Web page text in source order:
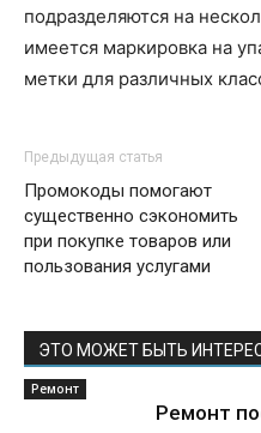
подразделяются на
имеется маркировка на
метки для различных
Предыдущая статья
Промокоды помогают
существенно сэкономить
при покупке товаров или
пользования услугами
ЭТО МОЖЕТ БЫТЬ
Ремонт
Ремонт